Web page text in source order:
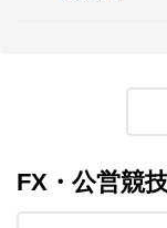
FX・公営競